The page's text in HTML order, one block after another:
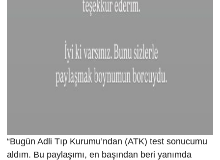
“Bugün Adli Tıp Kurumu’ndan (ATK) test sonucumu
aldım. Bu paylaşımı, en başından beri yanımda